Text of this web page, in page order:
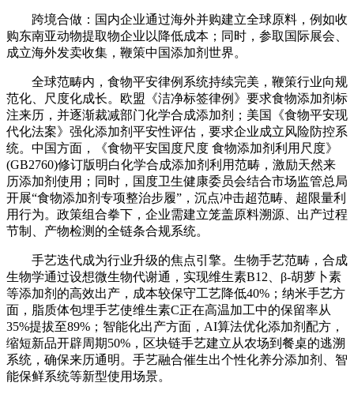
跨境合做：国内企业通过海外并购建立全球原料，例如收
购东南亚动物提取物企业以降低成本；同时，参取国际展会、
成立海外发卖收集，鞭策中国添加剂世界。
全球范畴内，食物平安律例系统持续完美，鞭策行业向规
范化、尺度化成长。欧盟《洁净标签律例》要求食物添加剂标
注来历，并逐渐裁减部门化学合成添加剂；美国《食物平安现
代化法案》强化添加剂平安性评估，要求企业成立风险防控系
统。中国方面，《食物平安国度尺度 食物添加剂利用尺度》
(GB2760)修订版明白化学合成添加剂利用范畴，激励天然来
历添加剂使用；同时，国度卫生健康委员会结合市场监管总局
开展“食物添加剂专项整治步履”，沉点冲击超范畴、超限量利
用行为。政策组合拳下，企业需建立笼盖原料溯源、出产过程
节制、产物检测的全链条合规系统。
手艺迭代成为行业升级的焦点引擎。生物手艺范畴，合成
生物学通过设想微生物代谢通，实现维生素B12、β-胡萝卜素
等添加剂的高效出产，成本较保守工艺降低40%；纳米手艺方
面，脂质体包埋手艺使维生素C正在高温加工中的保留率从
35%提拔至89%；智能化出产方面，AI算法优化添加剂配方，
缩短新品开辟周期50%，区块链手艺建立从农场到餐桌的逃溯
系统，确保来历通明。手艺融合催生出个性化养分添加剂、智
能保鲜系统等新型使用场景。